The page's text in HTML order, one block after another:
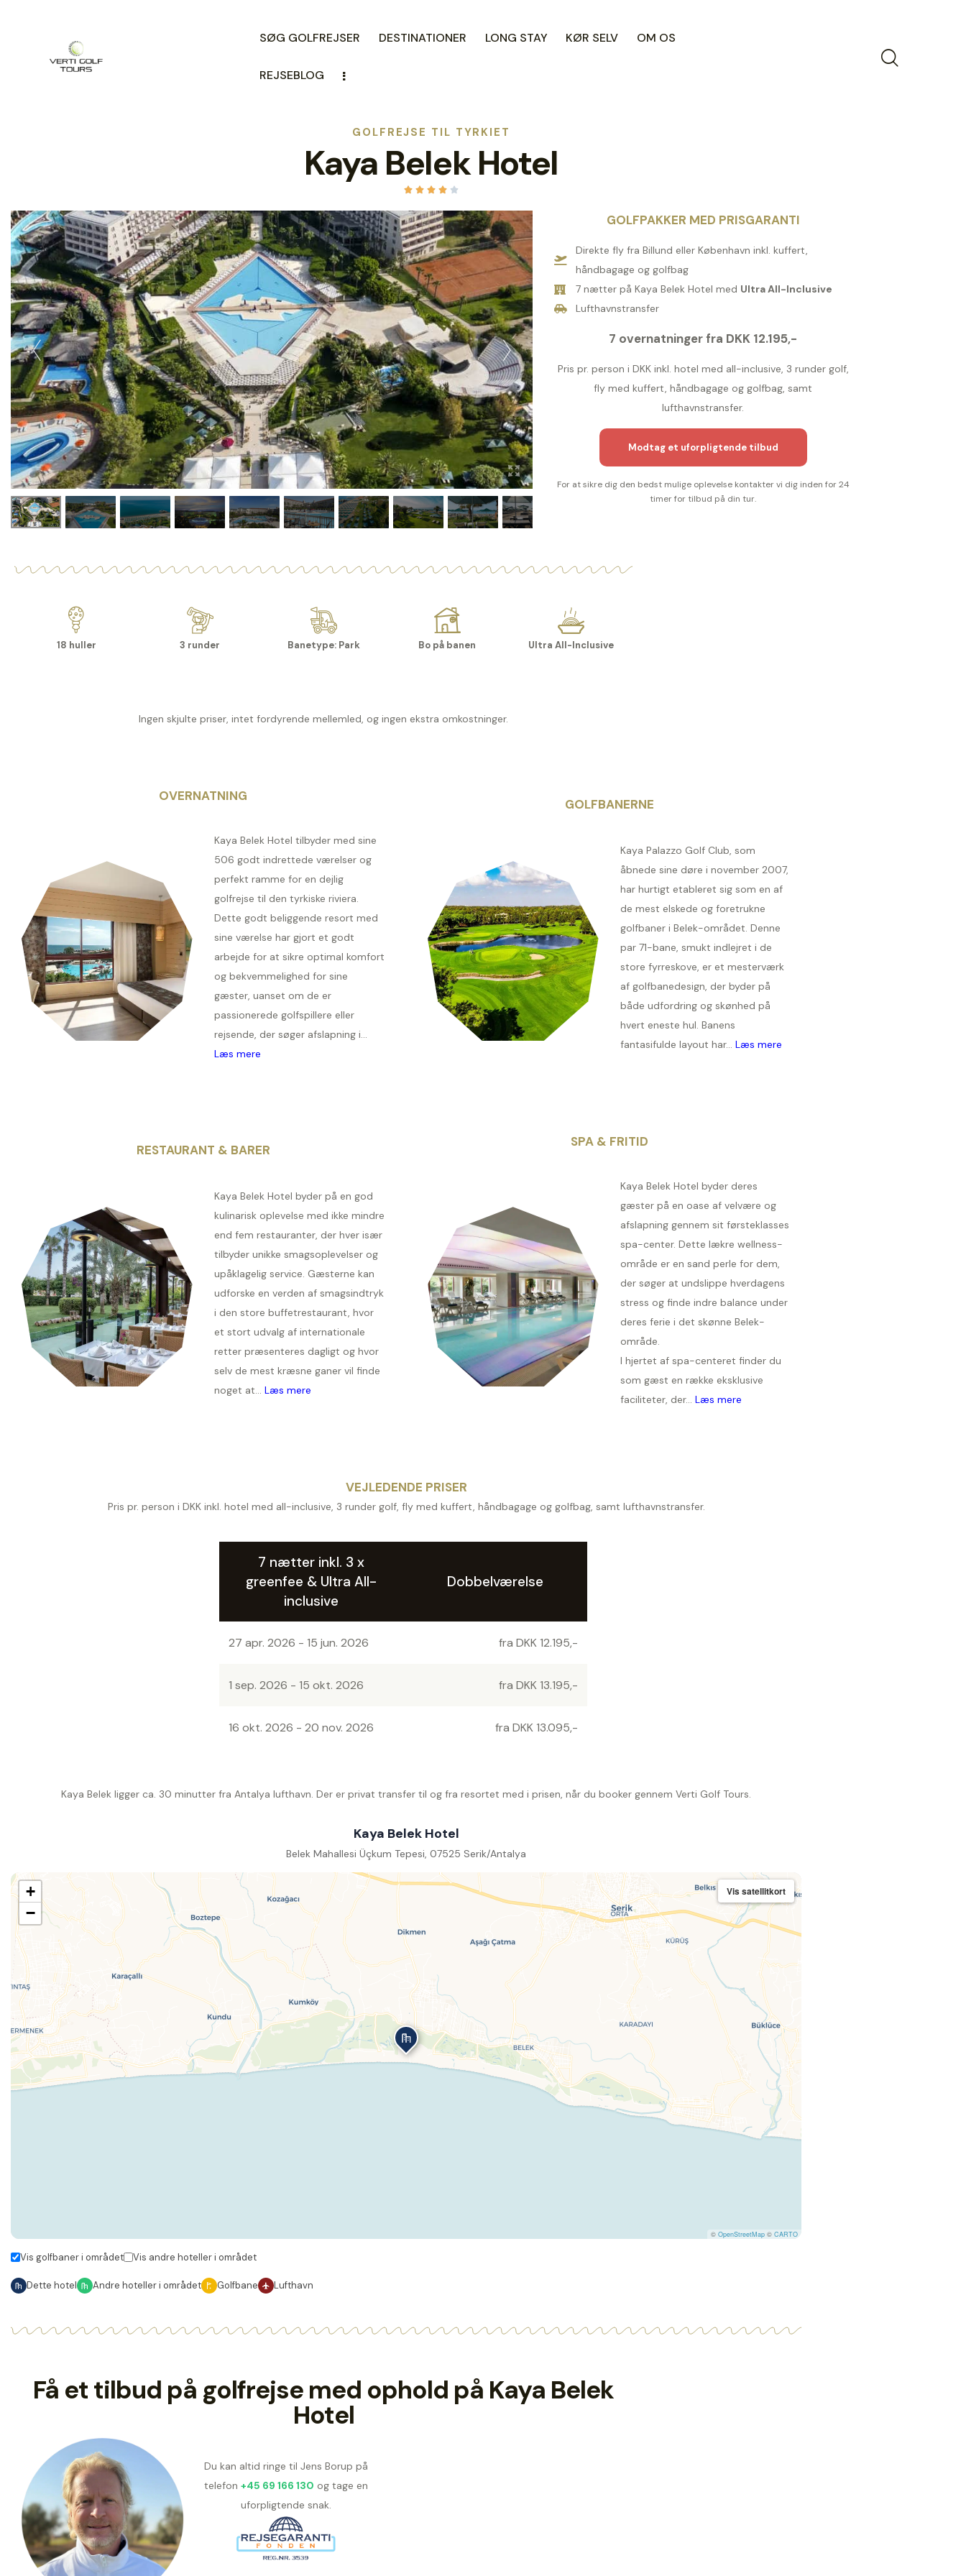
SØG GOLFREJSER DESTINATIONER LONG STAY KØR SELV OM OS
REJSEBLOG
GOLFREJSE TIL TYRKIET
Kaya Belek Hotel
    
GOLFPAKKER MED PRISGARANTI
Direkte fly fra Billund eller København inkl. kuffert,
håndbagage og golfbag
7 nætter på Kaya Belek Hotel med Ultra All-Inclusive
Lufthavnstransfer
7 overnatninger fra DKK 12.195,-
Pris pr. person i DKK inkl. hotel med all-inclusive, 3 runder golf,
fly med kuffert, håndbagage og golfbag, samt
lufthavnstransfer.
Modtag et uforpligtende tilbud
For at sikre dig den bedst mulige oplevelse kontakter vi dig inden for 24
timer for tilbud på din tur.
18 huller 3 runder Banetype: Park Bo på banen Ultra All-Inclusive
Ingen skjulte priser, intet fordyrende mellemled, og ingen ekstra omkostninger.
OVERNATNING
Kaya Belek Hotel tilbyder med sine
506 godt indrettede værelser og
perfekt ramme for en dejlig
golfrejse til den tyrkiske riviera.
Dette godt beliggende resort med
sine værelse har gjort et godt
arbejde for at sikre optimal komfort
og bekvemmelighed for sine
gæster, uanset om de er
passionerede golfspillere eller
rejsende, der søger afslapning i...
Læs mere
GOLFBANERNE
Kaya Palazzo Golf Club, som
åbnede sine døre i november 2007,
har hurtigt etableret sig som en af
de mest elskede og foretrukne
golfbaner i Belek-området. Denne
par 71-bane, smukt indlejret i de
store fyrreskove, er et mesterværk
af golfbanedesign, der byder på
både udfordring og skønhed på
hvert eneste hul. Banens
fantasifulde layout har... Læs mere
RESTAURANT & BARER
Kaya Belek Hotel byder på en god
kulinarisk oplevelse med ikke mindre
end fem restauranter, der hver især
tilbyder unikke smagsoplevelser og
upåklagelig service. Gæsterne kan
udforske en verden af smagsindtryk
i den store buffetrestaurant, hvor
et stort udvalg af internationale
retter præsenteres dagligt og hvor
selv de mest kræsne ganer vil finde
noget at... Læs mere
SPA & FRITID
Kaya Belek Hotel byder deres
gæster på en oase af velvære og
afslapning gennem sit førsteklasses
spa-center. Dette lækre wellness-
område er en sand perle for dem,
der søger at undslippe hverdagens
stress og finde indre balance under
deres ferie i det skønne Belek-
område.
I hjertet af spa-centeret finder du
som gæst en række eksklusive
faciliteter, der... Læs mere
VEJLEDENDE PRISER
Pris pr. person i DKK inkl. hotel med all-inclusive, 3 runder golf, fly med kuffert, håndbagage og golfbag, samt lufthavnstransfer.
7 nætter inkl. 3 x
greenfee & Ultra All-
inclusive
Dobbelværelse
27 apr. 2026 - 15 jun. 2026 fra DKK 12.195,-
1 sep. 2026 - 15 okt. 2026 fra DKK 13.195,-
16 okt. 2026 - 20 nov. 2026 fra DKK 13.095,-
Kaya Belek ligger ca. 30 minutter fra Antalya lufthavn. Der er privat transfer til og fra resortet med i prisen, når du booker gennem Verti Golf Tours.
Kaya Belek Hotel
Belek Mahallesi Üçkum Tepesi, 07525 Serik/Antalya
+
−
Vis satellitkort
© OpenStreetMap © CARTO
Vis golfbaner i området Vis andre hoteller i området
Dette hotel Andre hoteller i området Golfbane Lufthavn
Få et tilbud på golfrejse med ophold på Kaya Belek
Hotel
Du kan altid ringe til Jens Borup på
telefon +45 69 166 130 og tage en
uforpligtende snak.